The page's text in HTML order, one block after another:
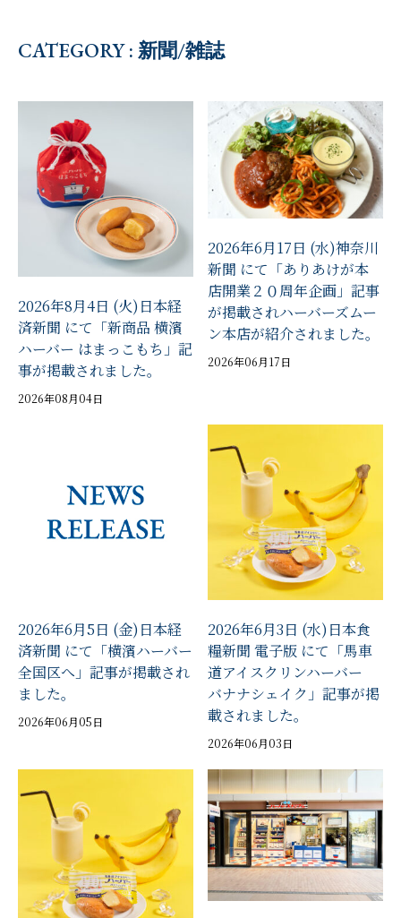
CATEGORY : 新聞/雑誌
2026年8月4日 (火)日本経
済新聞 にて「新商品 横濱
ハーバー はまっこもち」記
事が掲載されました。
2026年08月04日
2026年6月17日 (水)神奈川
新聞 にて「ありあけが本
店開業２０周年企画」記事
が掲載されハーバーズムー
ン本店が紹介されました。
2026年06月17日
2026年6月5日 (金)日本経
済新聞 にて「横濱ハーバー
全国区へ」記事が掲載され
ました。
2026年06月05日
2026年6月3日 (水)日本食
糧新聞 電子版 にて「馬車
道アイスクリンハーバー
バナナシェイク」記事が掲
載されました。
2026年06月03日